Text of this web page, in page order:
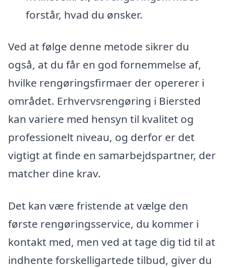
forstår, hvad du ønsker.
Ved at følge denne metode sikrer du
også, at du får en god fornemmelse af,
hvilke rengøringsfirmaer der opererer i
området. Erhvervsrengøring i Biersted
kan variere med hensyn til kvalitet og
professionelt niveau, og derfor er det
vigtigt at finde en samarbejdspartner, der
matcher dine krav.
Det kan være fristende at vælge den
første rengøringsservice, du kommer i
kontakt med, men ved at tage dig tid til at
indhente forskelligartede tilbud, giver du